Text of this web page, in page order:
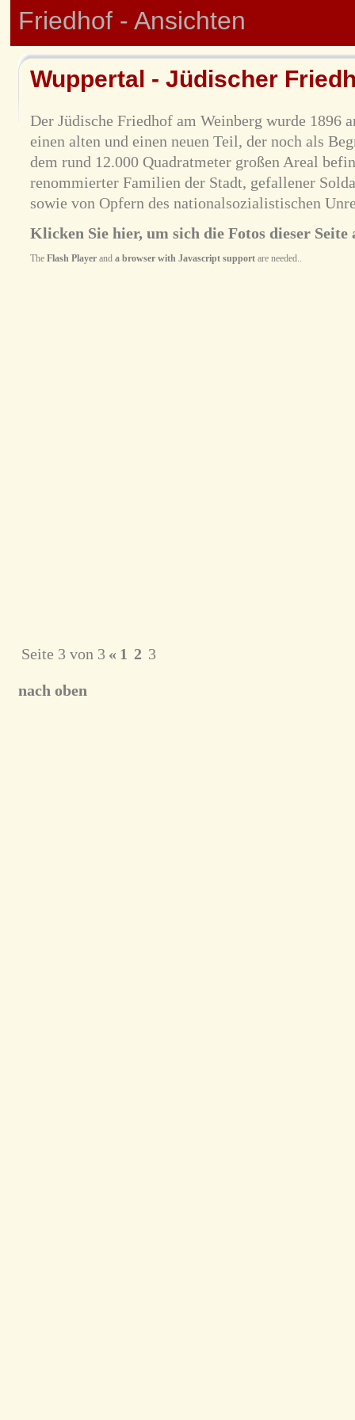
Friedhof - Ansichten
Wuppertal - Jüdischer
Der Jüdische Friedhof am Weinberg wurde 1896
einen alten und einen neuen Teil, der noch als
dem rund 12.000 Quadratmeter großen Areal
renommierter Familien der Stadt, gefallener
sowie von Opfern des nationalsozialistischen
Klicken Sie hier, um sich die Fotos dieser Seite
The Flash Playerand a browser with Javascript supportare needed..
Seite 3 von 3 « 1 2 3
nach oben